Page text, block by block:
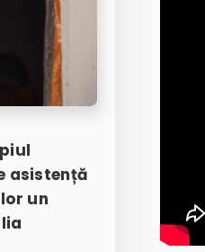
asistență
un